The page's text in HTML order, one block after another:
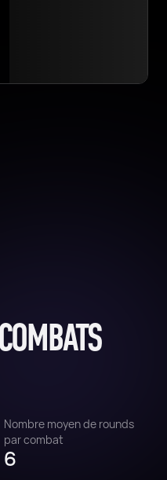
Nombre moyen de rounds
par combat
6